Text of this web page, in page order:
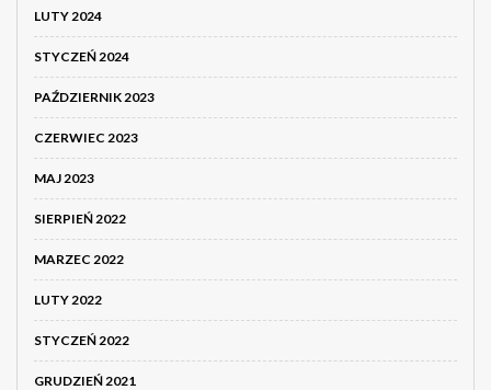
LUTY 2024
STYCZEŃ 2024
PAŹDZIERNIK 2023
CZERWIEC 2023
MAJ 2023
SIERPIEŃ 2022
MARZEC 2022
LUTY 2022
STYCZEŃ 2022
GRUDZIEŃ 2021